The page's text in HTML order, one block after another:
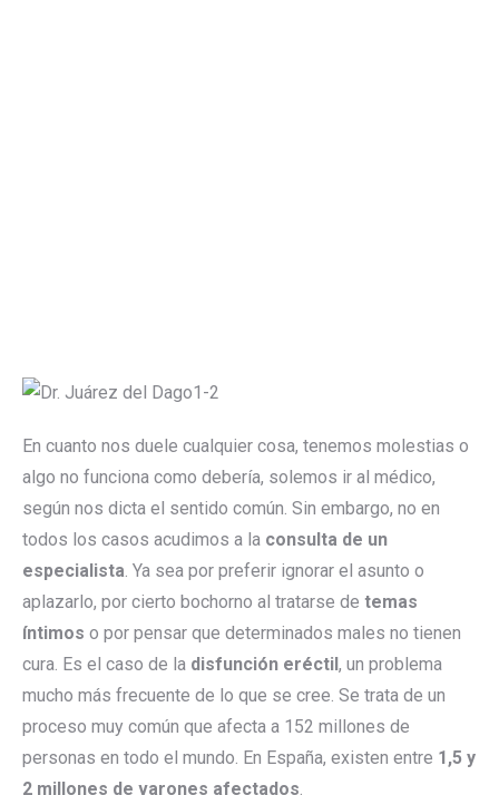
En cuanto nos duele cualquier cosa, tenemos molestias o
algo no funciona como debería, solemos ir al médico,
según nos dicta el sentido común. Sin embargo, no en
todos los casos acudimos a la consulta de un
especialista. Ya sea por preferir ignorar el asunto o
aplazarlo, por cierto bochorno al tratarse de temas
íntimos o por pensar que determinados males no tienen
cura. Es el caso de la disfunción eréctil, un problema
mucho más frecuente de lo que se cree. Se trata de un
proceso muy común que afecta a 152 millones de
personas en todo el mundo. En España, existen entre 1,5 y
2 millones de varones afectados.